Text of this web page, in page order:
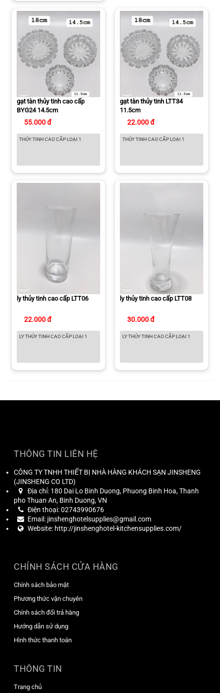
gạt tàn thủy tinh cao cấp
BYG24 14.5cm
55.000 đ
THỦY TINH CAO CẤP LOẠI 1
gạt tàn thủy tinh LTT34
11.5cm
22.000 đ
THỦY TINH CAO CẤP LOẠI 1
ly thủy tinh cao cấp LTT06
22.000 đ
LY THỦY TINH CAO CẤP LOẠI 1
ly thủy tinh cao cấp LTT08
30.000 đ
LY THỦY TINH CAO CẤP LOẠI 1
THÔNG TIN LIÊN HỆ
CÔNG TY TNHH THIẾT BỊ NHÀ HÀNG KHÁCH SẠN JINSHENG
(JINSHENG CO LTD)
Địa chỉ: 180 Dai Lo Binh Duong, Phuong Binh Hoa, Thanh
pho Thuan An, Binh Duong, VN
Điện thoại:02743990676
Email: jinshenghotelsupplies@gmail.com
Website: http://jinshenghotel-kitchensupplies.com/
CHÍNH SÁCH CỬA HÀNG
Chính sách bảo mật
Phương thức vận chuyên
Chính sách đổi trả hàng
Hướng dẫn sử dụng
Hình thức thanh toán
THÔNG TIN
Trang chủ